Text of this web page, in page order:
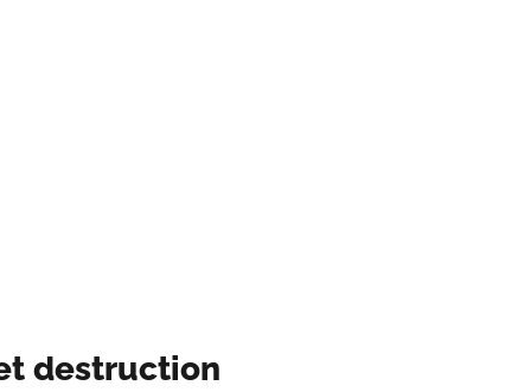
destruction